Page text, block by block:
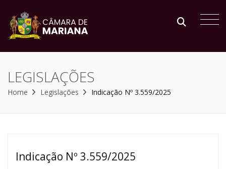
LEGISLAÇÕES
Home Legislações Indicação Nº 3.559/2025
Indicação Nº 3.559/2025